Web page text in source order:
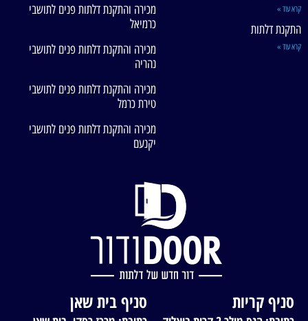
קרא עוד »
התקנת דלתות
קרא עוד »
מכירה והתקנת דלתות פנים לתושבי
כרמיאל
מכירה והתקנת דלתות פנים לתושבי
נהריה
מכירה והתקנת דלתות פנים לתושבי
טירת כרמל
מכירה והתקנת דלתות פנים לתושבי
יקנעם
סניף קריות סניף בית שאן